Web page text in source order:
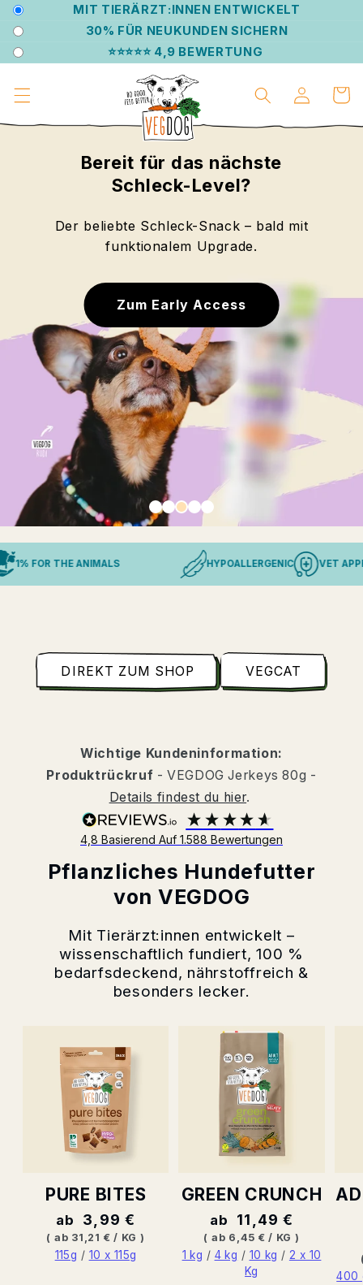
DIREKTMIT TIERÄRZT:INNEN ENTWICKELT
30% FÜR NEUKUNDEN SICHERN
⭐⭐⭐⭐⭐ 4,9 BEWERTUNG
Einloggen
Unsere VEGCAT Skincares sind da!
Bereit für das nächste
Schleck-Level?
Der beliebte Schleck-Snack – bald mit
funktionalem Upgrade.
Zum Early Access
Pflanzliche Futter-Revolution für Hunde
und Katzen.
Genieße volle Flexibilität & dauerhaft
10% Rabatt.
ANIMALS HYPOALLERGENIC VET APPROVED
DIREKT ZUM SHOP VEGCAT
Wichtige Kundeninformation:
Produktrückruf - VEGDOG Jerkeys 80g -
Details findest du hier.
4,8 Basierend Auf 1.588 Bewertungen
Pflanzliches Hundefutter
von VEGDOG
Mit Tierärzt:innen entwickelt –
wissenschaftlich fundiert, 100 %
bedarfsdeckend, nährstoffreich &
besonders lecker.
PURE BITES
Normaler
Preis
ab 3,99 €
GRUNDPREIS
( ab 31,21 € / PRO
KG )
115g / 10 x 115g
GREEN CRUNCH
Normaler
Preis
ab 11,49 €
GRUNDPREIS
( ab 6,45 € / PRO
KG )
1 kg / 4 kg / 10 kg / 2 x 10
Kg
400